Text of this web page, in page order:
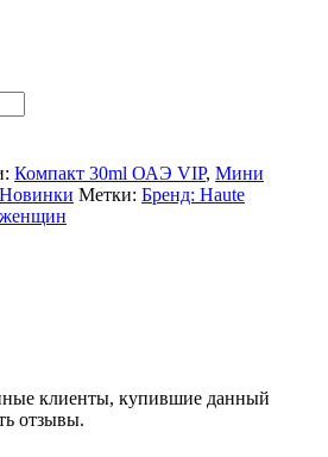
Компакт 30ml ОАЭ VIP, Мини
Новинки Метки: Бренд: Haute
женщин
клиенты, купившие данный
отзывы.